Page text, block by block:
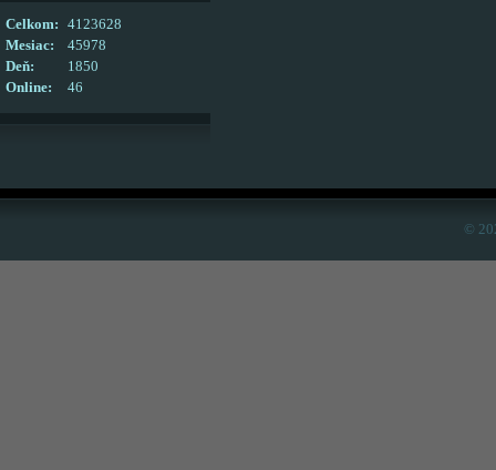
Online: 46
Celkom:
4123628
Mesiac:
45978
Deň:
1850
©